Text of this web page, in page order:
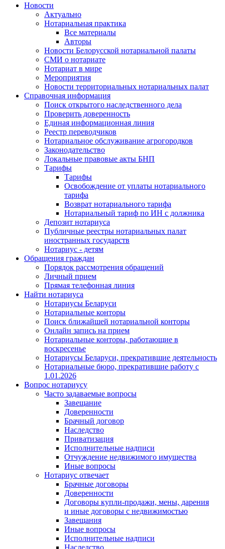
Новости
Актуально
Нотариальная практика
Все материалы
Авторы
Новости Белорусской нотариальной палаты
СМИ о нотариате
Нотариат в мире
Мероприятия
Новости территориальных нотариальных палат
Справочная информация
Поиск открытого наследственного дела
Проверить доверенность
Единая информационная линия
Реестр переводчиков
Нотариальное обслуживание агрогородков
Законодательство
Локальные правовые акты БНП
Тарифы
Тарифы
Освобождение от уплаты нотариального
тарифа
Возврат нотариального тарифа
Нотариальный тариф по ИН с должника
Депозит нотариуса
Публичные реестры нотариальных палат
иностранных государств
Нотариус - детям
Обращения граждан
Порядок рассмотрения обращений
Личный прием
Прямая телефонная линия
Найти нотариуса
Нотариусы Беларуси
Нотариальные конторы
Поиск ближайшей нотариальной конторы
Онлайн запись на прием
Нотариальные конторы, работающие в
воскресенье
Нотариусы Беларуси, прекратившие деятельность
Нотариальные бюро, прекратившие работу с
1.01.2026
Вопрос нотариусу
Часто задаваемые вопросы
Завещание
Доверенности
Брачный договор
Наследство
Приватизация
Исполнительные надписи
Отчуждение недвижимого имущества
Иные вопросы
Нотариус отвечает
Брачные договоры
Доверенности
Договоры купли-продажи, мены, дарения
и иные договоры с недвижимостью
Завещания
Иные вопросы
Исполнительные надписи
Наследство